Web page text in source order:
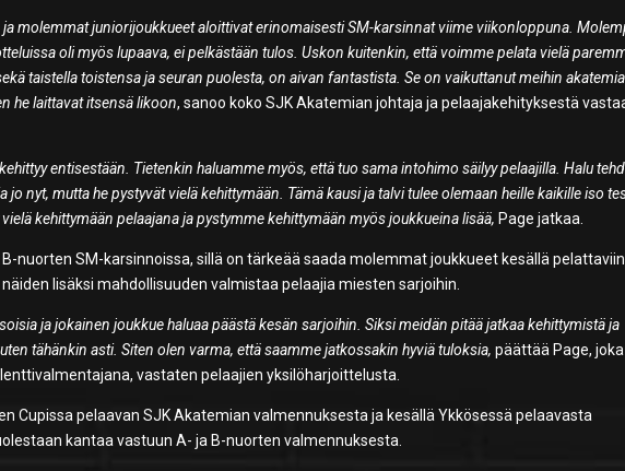
ja molemmat juniorijoukkueet aloittivat erinomaisesti SM-karsinnat viime viikonloppuna.
oli myös lupaava, ei pelkästään tulos. Uskon kuitenkin, että voimme pelata vielä
taistella toistensa ja seuran puolesta, on aivan fantastista. Se on vaikuttanut meihin
he laittavat itsensä likoon, sanoo koko SJK Akatemian johtaja ja pelaajakehityksestä
entisestään. Tietenkin haluamme myös, että tuo sama intohimo säilyy pelaajilla. Halu
jo nyt, mutta he pystyvät vielä kehittymään. Tämä kausi ja talvi tulee olemaan heille kaikille iso
kehittymään pelaajana ja pystymme kehittymään myös joukkueina lisää, Page jatkaa.
nuorten SM-karsinnoissa, sillä on tärkeää saada molemmat joukkueet kesällä
lisäksi mahdollisuuden valmistaa pelaajia miesten sarjoihin.
ja jokainen joukkue haluaa päästä kesän sarjoihin. Siksi meidän pitää jatkaa kehittymistä ja
tähänkin asti. Siten olen varma, että saamme jatkossakin hyviä tuloksia, päättää Page, joka
vastaten pelaajien yksilöharjoittelusta.
Cupissa pelaavan SJK Akatemian valmennuksesta ja kesällä Ykkösessä pelaavasta
kantaa vastuun A- ja B-nuorten valmennuksesta.